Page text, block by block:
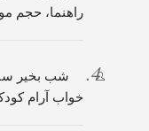
راهنما، حجم
شب بخیر
خواب آرام